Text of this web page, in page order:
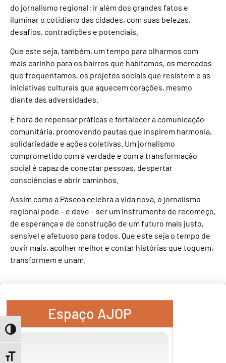
Toggle High Contrast
Toggle Font size
do jornalismo regional: ir além dos grandes fatos e
iluminar o cotidiano das cidades, com suas belezas,
desafios, contradições e potenciais.
Que este seja, também, um tempo para olharmos com
mais carinho para os bairros que habitamos, os mercados
que frequentamos, os projetos sociais que resistem e as
iniciativas culturais que aquecem corações, mesmo
diante das adversidades.
É hora de repensar práticas e fortalecer a comunicação
comunitária, promovendo pautas que inspirem harmonia,
solidariedade e ações coletivas. Um jornalismo
comprometido com a verdade e com a transformação
social é capaz de conectar pessoas, despertar
consciências e abrir caminhos.
Assim como a Páscoa celebra a vida nova, o jornalismo
regional pode – e deve – ser um instrumento de recomeço,
de esperança e de construção de um futuro mais justo,
sensível e afetuoso para todos. Que este seja o tempo de
ouvir mais, acolher melhor e contar histórias que toquem,
transformem e unam.
Espaço AJOP